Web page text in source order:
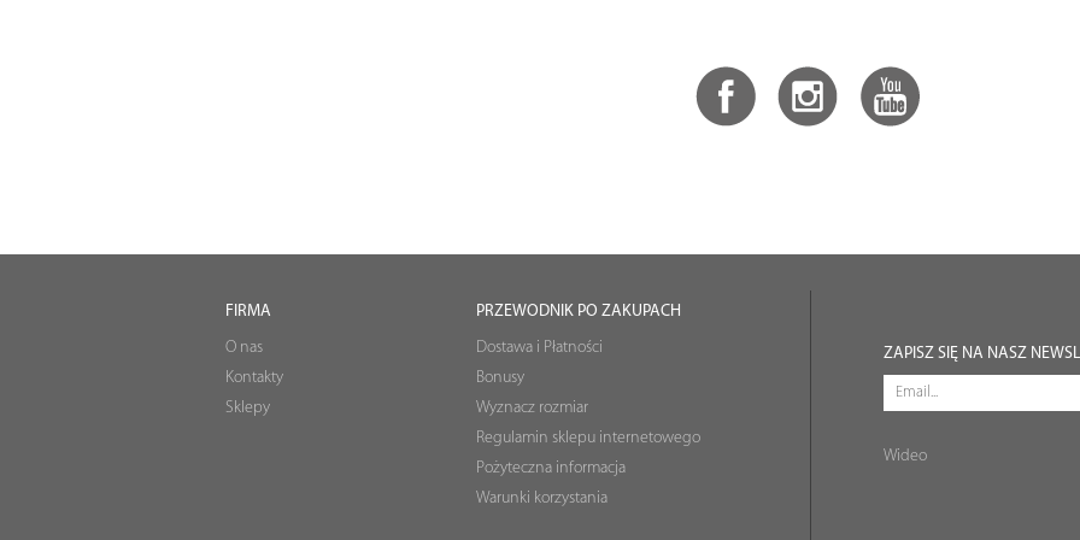
FIRMA
O nas
Kontakty
Sklepy
PRZEWODNIK PO ZAKUPACH
Dostawa i Płatności
Bonusy
Wyznacz rozmiar
Regulamin sklepu internetowego
Pożyteczna informacja
Warunki korzystania
ZAPISZ SIĘ NA NASZ
Wideo